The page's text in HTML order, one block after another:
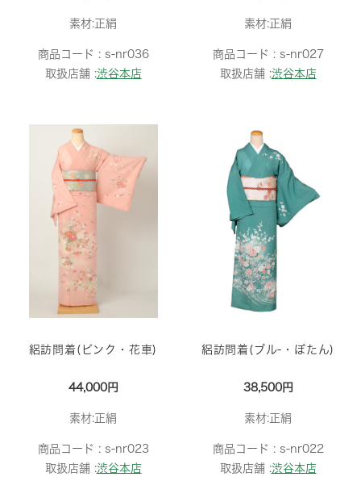
素材:正絹
商品コード : s-nr036
取扱店舗 :渋谷本店
素材:正絹
商品コード : s-nr027
取扱店舗 :渋谷本店
絽訪問着(ピンク・花車)
44,000円
素材:正絹
商品コード : s-nr023
取扱店舗 :渋谷本店
絽訪問着(ブル-・ぼたん)
38,500円
素材:正絹
商品コード : s-nr022
取扱店舗 :渋谷本店